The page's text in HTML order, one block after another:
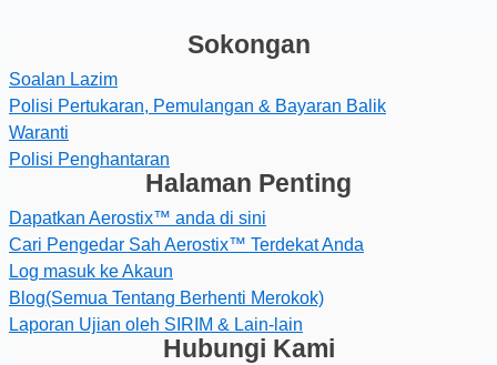
Sokongan
Soalan Lazim
Polisi Pertukaran, Pemulangan & Bayaran Balik
Waranti
Polisi Penghantaran
Halaman Penting
Dapatkan Aerostix™ anda di sini
Cari Pengedar Sah Aerostix™ Terdekat Anda
Log masuk ke Akaun
Blog(Semua Tentang Berhenti Merokok)
Laporan Ujian oleh SIRIM & Lain-lain
Hubungi Kami